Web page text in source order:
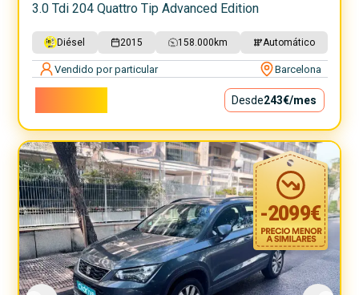
3.0 Tdi 204 Quattro Tip Advanced Edition
Diésel 2015 158.000 km Automático
Vendido por particular Barcelona
Desde243€/mes
-2099€